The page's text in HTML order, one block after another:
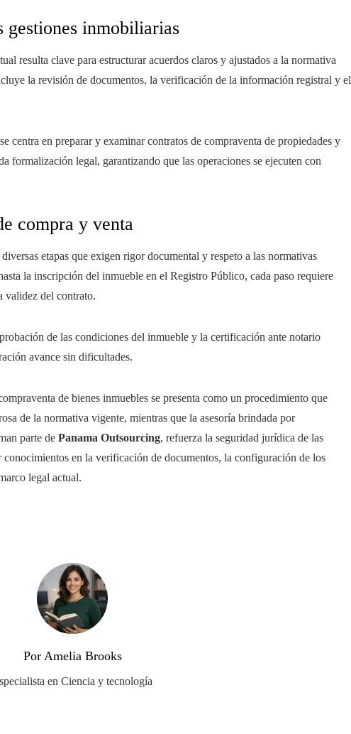
gestiones inmobiliarias
resulta clave para estructurar acuerdos claros y ajustados a la normativa
la revisión de documentos, la verificación de la información registral y el
centra en preparar y examinar contratos de compraventa de propiedades y
formalización legal, garantizando que las operaciones se ejecuten con
compra y venta
etapas que exigen rigor documental y respeto a las normativas
la inscripción del inmueble en el Registro Público, cada paso requiere
validez del contrato.
de las condiciones del inmueble y la certificación ante notario
avance sin dificultades.
de bienes inmuebles se presenta como un procedimiento que
de la normativa vigente, mientras que la asesoría brindada por
parte de Panama Outsourcing, refuerza la seguridad jurídica de las
en la verificación de documentos, la configuración de los
legal actual.
Por Amelia Brooks
en Ciencia y tecnología